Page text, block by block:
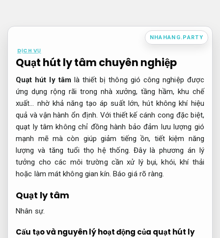
nội
NHAHANG.PARTY
DỊCH VỤ
Quạt hút ly tâm chuyên nghiệp
Quạt hút ly tâmlà thiết bị thông gió công nghiệp được
ứng dụng rộng rãi trong nhà xưởng, tầng hầm, khu chế
xuất… nhờ khả năng tạo áp suất lớn, hút không khí hiệu
quả và vận hành ổn định. Với thiết kế cánh cong đặc biệt,
quạt ly tâm không chỉ đồng hành bảo đảm lưu lượng gió
mạnh mẽ mà còn giúp giảm tiếng ồn, tiết kiệm năng
lượng và tăng tuổi thọ hệ thống. Đây là phương án lý
tưởng cho các môi trường cần xử lý bụi, khói, khí thải
hoặc làm mát không gian kín. Báo giá rõ ràng.
Quạt ly tâm
Nhân sự.
Cấu tạo và nguyên lý hoạt động của quạt hút ly